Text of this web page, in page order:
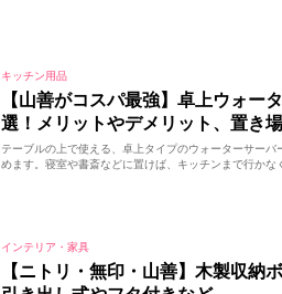
キッチン用品
【山善がコスパ最強】卓上ウォ
選！メリットやデメリット、置き
テーブルの上で使える、卓上タイプのウォーターサー
めます。寝室や書斎などに置けば、キッチンまで行かな
インテリア・家具
【ニトリ・無印・山善】木製収